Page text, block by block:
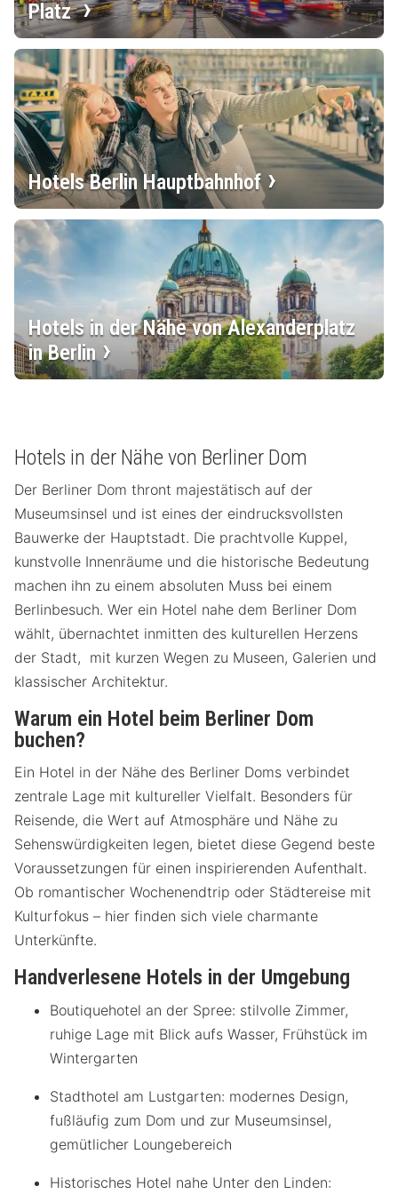
Platz
Hotels Berlin Hauptbahnhof
Hotels in der Nähe von Alexanderplatz
in Berlin
Hotels in der Nähe von Berliner Dom
Der Berliner Dom thront majestätisch auf der
Museumsinsel und ist eines der eindrucksvollsten
Bauwerke der Hauptstadt. Die prachtvolle Kuppel,
kunstvolle Innenräume und die historische Bedeutung
machen ihn zu einem absoluten Muss bei einem
Berlinbesuch. Wer ein Hotel nahe dem Berliner Dom
wählt, übernachtet inmitten des kulturellen Herzens
der Stadt, mit kurzen Wegen zu Museen, Galerien und
klassischer Architektur.
Warum ein Hotel beim Berliner Dom
buchen?
Ein Hotel in der Nähe des Berliner Doms verbindet
zentrale Lage mit kultureller Vielfalt. Besonders für
Reisende, die Wert auf Atmosphäre und Nähe zu
Sehenswürdigkeiten legen, bietet diese Gegend beste
Voraussetzungen für einen inspirierenden Aufenthalt.
Ob romantischer Wochenendtrip oder Städtereise mit
Kulturfokus – hier finden sich viele charmante
Unterkünfte.
Handverlesene Hotels in der Umgebung
Boutiquehotel an der Spree: stilvolle Zimmer,
ruhige Lage mit Blick aufs Wasser, Frühstück im
Wintergarten
Stadthotel am Lustgarten: modernes Design,
fußläufig zum Dom und zur Museumsinsel,
gemütlicher Loungebereich
Historisches Hotel nahe Unter den Linden: